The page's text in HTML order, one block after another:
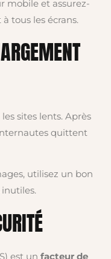
mobile et assurez-
tous les écrans.
sites lents. Après
quittent
utilisez un bon
est un facteur de